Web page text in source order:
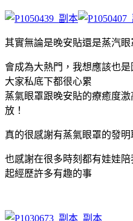
其實無論是晚安貼還是蒸汽
會成為大熱門，我想應該也
大家私底下都很心累
蒸氣眼罩跟晚安貼的療癒度
放！
真的很感謝有蒸氣眼罩
也感謝在很多時刻都有娃娃陪
起經歷許多有趣的事